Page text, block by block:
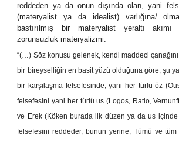
reddeden ya da onun dışında olan, yani
(materyalist ya da idealist) varlığına/
bastırılmış bir materyalist yeraltı akımı
zorunsuzluk materyalizmi.
“(…) Söz konusu gelenek, kendi maddeci çanağını
bir bireyselliğin en basit yüzü olduğuna göre, şu
bir karşılaşma felsefesinde, yani her türlü öz
felsefesini yani her türlü us (Logos, Ratio,
ve Erek (Köken burada ilk düzen ya da us
felsefesini reddeder, bunun yerine, Tümü ve tüm